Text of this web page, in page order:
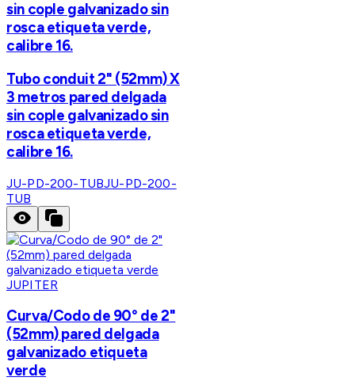
sin cople galvanizado sin
rosca etiqueta verde,
calibre 16.
Tubo conduit 2" (52mm) X
3 metros pared delgada
sin cople galvanizado sin
rosca etiqueta verde,
calibre 16.
JU-PD-200-TUBJU-PD-200-
TUB
JUPITER
Curva/Codo de 90° de 2"
(52mm) pared delgada
galvanizado etiqueta
verde